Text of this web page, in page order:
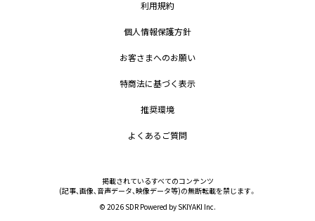
利用規約
個人情報保護方針
お客さまへのお願い
特商法に基づく表示
推奨環境
よくあるご質問
掲載されているすべてのコンテンツ
(記事、画像、音声データ、映像データ等)の無断転載を禁じます。
© 2026 SDR Powered by SKIYAKI Inc.